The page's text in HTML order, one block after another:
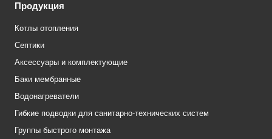
Продукция
Котлы отопления
Септики
Аксессуары и комплектующие
Баки мембранные
Водонагреватели
Гибкие подводки для санитарно-технических систем
Группы быстрого монтажа